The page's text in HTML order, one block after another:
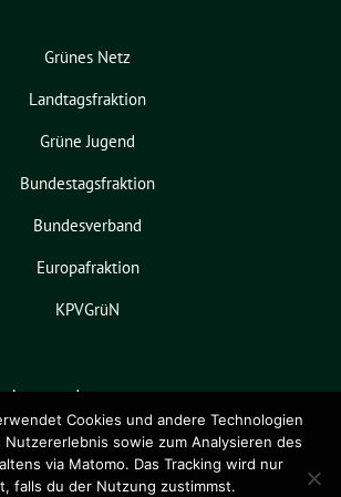
Grünes Netz
Landtagsfraktion
Grüne Jugend
Bundestagsfraktion
Bundesverband
Europafraktion
KPVGrüN
benutzt das
‐ ein
eG.
Cookies und andere Technologien
sowie zum Analysieren des
via Matomo. Das Tracking wird nur
falls du der Nutzung zustimmst.